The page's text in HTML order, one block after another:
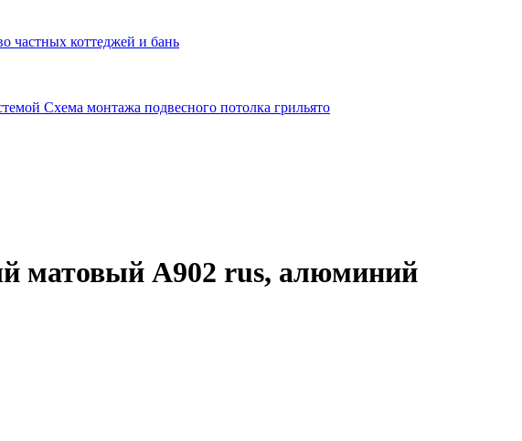
частных коттеджей и бань
Схема монтажа подвесного потолка грильято
матовый А902 rus, алюминий